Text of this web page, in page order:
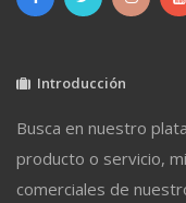
Introducción
Busca en nuestro
producto o servicio,
comerciales de